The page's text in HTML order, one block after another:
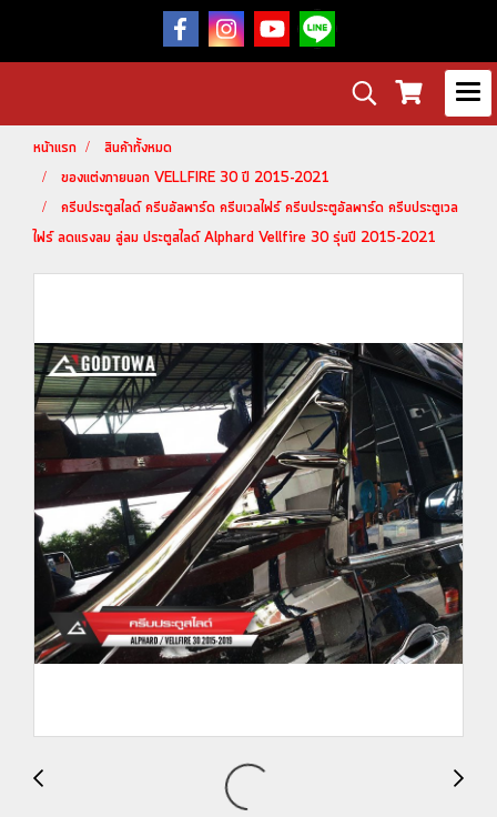
หน้าแรก
สินค้าทั้งหมด
ของแต่งภายนอก VELLFIRE 30 ปี 2015-2021
ครีบประตูสไลด์ ครีบอัลพาร์ด ครีบเวลไฟร์ ครีบประตูอัลพาร์ด ครีบประตูเวล
ไฟร์ ลดแรงลม ลู่ลม ประตูสไลด์ Alphard Vellfire 30 รุ่นปี 2015-2021